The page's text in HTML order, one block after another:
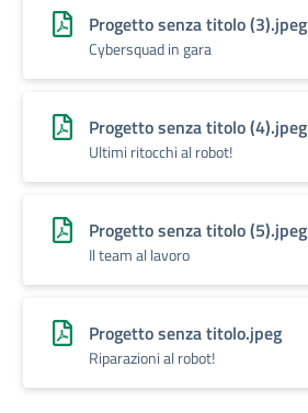
Progetto senza titolo (3).jpeg
Cybersquad in gara
Progetto senza titolo (4).jpeg
Ultimi ritocchi al robot!
Progetto senza titolo (5).jpeg
Il team al lavoro
Progetto senza titolo.jpeg
Riparazioni al robot!